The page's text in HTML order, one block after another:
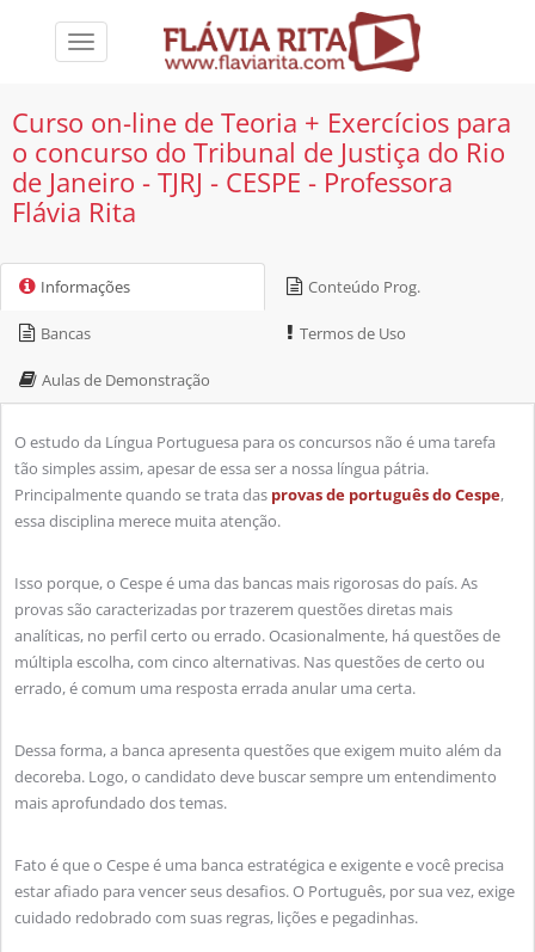
Toggle
Curso on-line de Teoria + Exercícios para
o concurso do Tribunal de Justiça do Rio
de Janeiro - TJRJ - CESPE - Professora
Flávia Rita
Informações Conteúdo Prog.
Bancas Termos de Uso
Aulas de Demonstração
O estudo da Língua Portuguesa para os concursos não é uma tarefa
tão simples assim, apesar de essa ser a nossa língua pátria.
Principalmente quando se trata das provas de português do Cespe,
essa disciplina merece muita atenção.
Isso porque, o Cespe é uma das bancas mais rigorosas do país. As
provas são caracterizadas por trazerem questões diretas mais
analíticas, no perfil certo ou errado. Ocasionalmente, há questões de
múltipla escolha, com cinco alternativas. Nas questões de certo ou
errado, é comum uma resposta errada anular uma certa.
Dessa forma, a banca apresenta questões que exigem muito além da
decoreba. Logo, o candidato deve buscar sempre um entendimento
mais aprofundado dos temas.
Fato é que o Cespe é uma banca estratégica e exigente e você precisa
estar afiado para vencer seus desafios. O Português, por sua vez, exige
cuidado redobrado com suas regras, lições e pegadinhas.